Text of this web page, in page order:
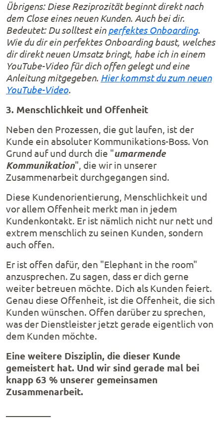
Übrigens: Diese Reziprozität beginnt direkt nach
dem Close eines neuen Kunden. Auch bei dir.
Bedeutet: Du solltest ein perfektes Onboarding.
Wie du dir ein perfektes Onboarding baust, welches
dir direkt neuen Umsatz bringt, habe ich in einem
YouTube-Video für dich offen gelegt und eine
Anleitung mitgegeben. Hier kommst du zum neuen
YouTube-Video.
3. Menschlichkeit und Offenheit
Neben den Prozessen, die gut laufen, ist der
Kunde ein absoluter Kommunikations-Boss. Von
Grund auf und durch die "umarmende
Kommunikation", die wir in unserer
Zusammenarbeit durchgegangen sind.
Diese Kundenorientierung, Menschlichkeit und
vor allem Offenheit merkt man in jedem
Kundenkontakt. Er ist nämlich nicht nur nett und
extrem menschlich zu seinen Kunden, sondern
auch offen.
Er ist offen dafür, den "Elephant in the room"
anzusprechen. Zu sagen, dass er dich gerne
weiter betreuen möchte. Dich als Kunden feiert.
Genau diese Offenheit, ist die Offenheit, die sich
Kunden wünschen. Offen darüber zu sprechen,
was der Dienstleister jetzt gerade eigentlich von
dem Kunden möchte.
Eine weitere Disziplin, die dieser Kunde
gemeistert hat. Und wir sind gerade mal bei
knapp 63 % unserer gemeinsamen
Zusammenarbeit.